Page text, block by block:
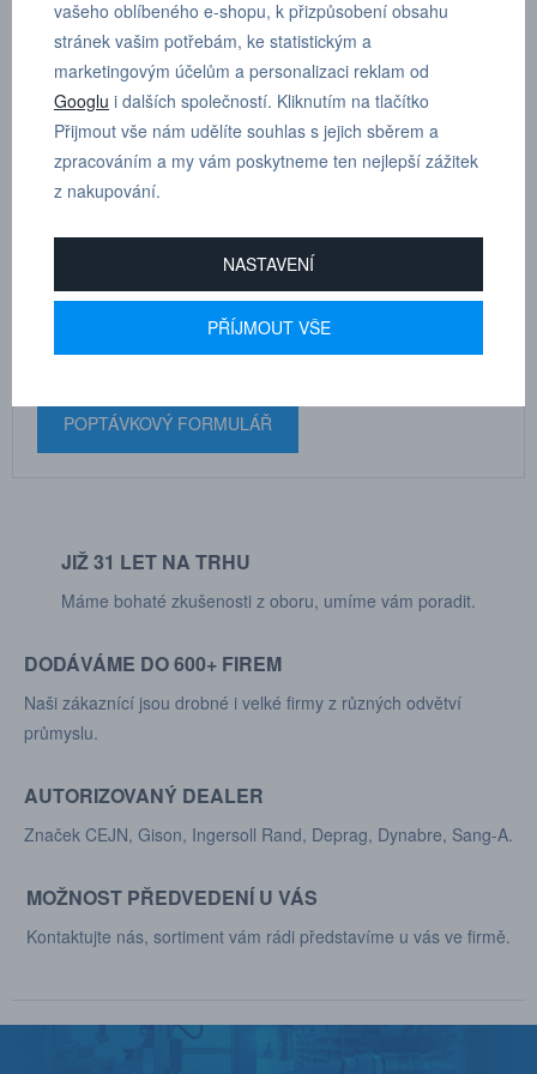
T - šroubení otočné, kónický závit s teflonem, vnější šestihran R
1/4”, D 6 mm
MARTIN
DRHOLEC
+420 731 517 942
POPTÁVKOVÝ FORMULÁŘ
JIŽ 31 LET NA TRHU
Máme bohaté zkušenosti z oboru, umíme vám poradit.
DODÁVÁME DO 600+ FIREM
Naši zákaznící jsou drobné i velké firmy z různých odvětví
průmyslu.
AUTORIZOVANÝ DEALER
Značek CEJN, Gison, Ingersoll Rand, Deprag, Dynabre, Sang-A.
MOŽNOST PŘEDVEDENÍ U VÁS
Kontaktujte nás, sortiment vám rádi představíme u vás ve firmě.
vašeho oblíbeného e-shopu, k přizpůsobení obsahu
stránek vašim potřebám, ke statistickým a
marketingovým účelům a personalizaci reklam od
Googlu i dalších společností. Kliknutím na tlačítko
Přijmout vše nám udělíte souhlas s jejich sběrem a
zpracováním a my vám poskytneme ten nejlepší zážitek
z nakupování.
NASTAVENÍ
PŘÍJMOUT VŠE